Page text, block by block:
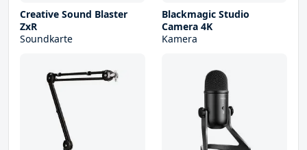
Creative Sound Blaster
ZxR
Soundkarte
Blackmagic Studio
Camera 4K
Kamera